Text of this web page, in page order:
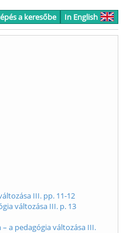
a keresőbe In English
III. pp. 11-12
változása III. p. 13
a pedagógia változása III.